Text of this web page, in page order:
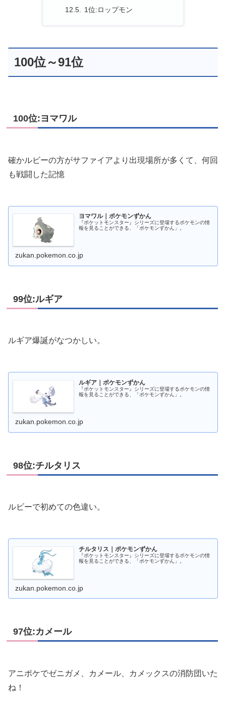
1位:ロップモン
100位～91位
100位:ヨマワル
確かルビーの方がサファイアより出現場所が多くて、何回
も戦闘した記憶
ヨマワル｜ポケモンずかん
『ポケットモンスター』シリーズに登場するポケモンの情
報を見ることができる、「ポケモンずかん」。
zukan.pokemon.co.jp
99位:ルギア
ルギア爆誕がなつかしい。
ルギア｜ポケモンずかん
『ポケットモンスター』シリーズに登場するポケモンの情
報を見ることができる、「ポケモンずかん」。
zukan.pokemon.co.jp
98位:チルタリス
ルビーで初めての色違い。
チルタリス｜ポケモンずかん
『ポケットモンスター』シリーズに登場するポケモンの情
報を見ることができる、「ポケモンずかん」。
zukan.pokemon.co.jp
97位:カメール
アニポケでゼニガメ、カメール、カメックスの消防団いた
ね！